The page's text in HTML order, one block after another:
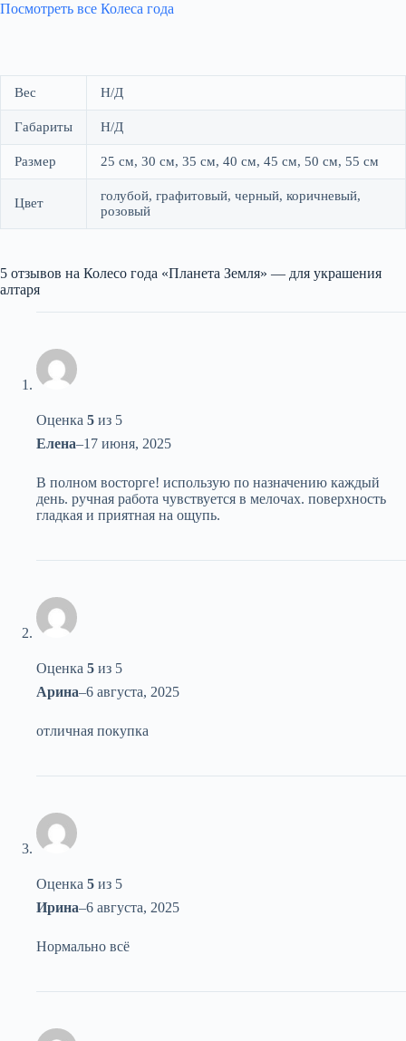
Посмотреть все Колеса года
Вес Н/Д
Габариты Н/Д
Размер 25 см, 30 см, 35 см, 40 см, 45 см, 50 см, 55 см
Цвет
голубой, графитовый, черный, коричневый,
розовый
5 отзывов на Колесо года «Планета Земля» — для украшения
алтаря
Оценка 5 из 5
Елена–17 июня, 2025
В полном восторге! использую по назначению каждый
день. ручная работа чувствуется в мелочах. поверхность
гладкая и приятная на ощупь.
Оценка 5 из 5
Арина–6 августа, 2025
отличная покупка
Оценка 5 из 5
Ирина–6 августа, 2025
Нормально всё